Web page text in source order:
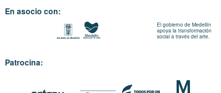
En asocio con:
El gobierno de Medellín
apoya la transformación
social a través del arte.
Patrocina: